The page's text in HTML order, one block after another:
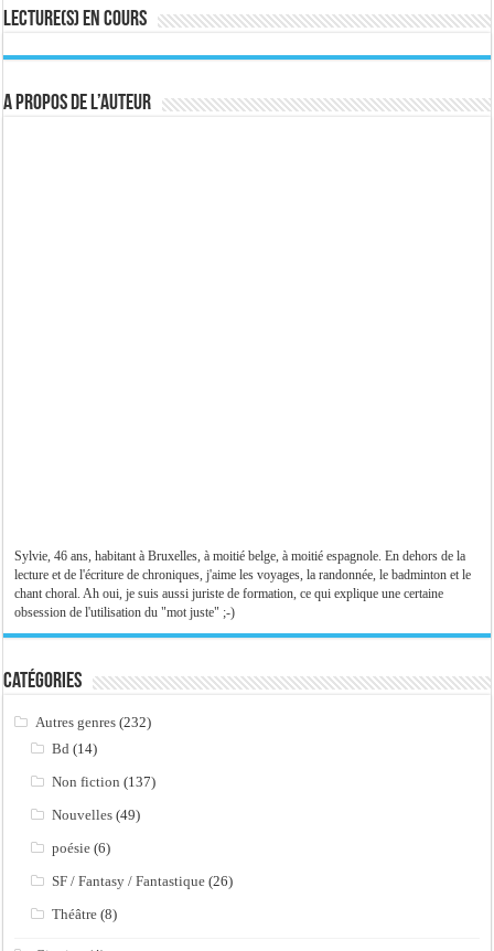
Lecture(s) en cours
A propos de l’auteur
Sylvie, 46 ans, habitant à Bruxelles, à moitié belge, à moitié espagnole. En dehors de la
lecture et de l'écriture de chroniques, j'aime les voyages, la randonnée, le badminton et le
chant choral. Ah oui, je suis aussi juriste de formation, ce qui explique une certaine
obsession de l'utilisation du "mot juste" ;-)
Catégories
Autres genres (232)
Bd (14)
Non fiction (137)
Nouvelles (49)
poésie (6)
SF / Fantasy / Fantastique (26)
Théâtre (8)